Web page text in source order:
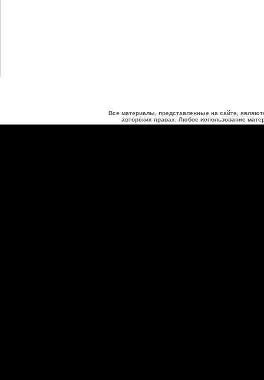
Все материалы, представленные на сайте,
авторских правах. Любое использование